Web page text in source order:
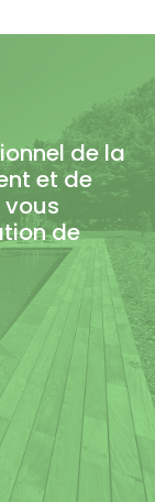
de la
et de
vous
de